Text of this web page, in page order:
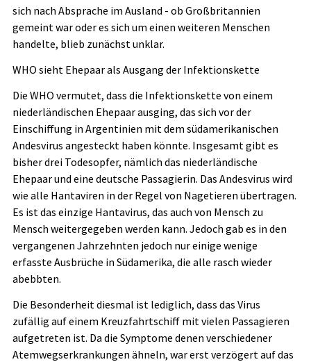
sich nach Absprache im Ausland - ob Großbritannien
gemeint war oder es sich um einen weiteren Menschen
handelte, blieb zunächst unklar.
WHO sieht Ehepaar als Ausgang der Infektionskette
Die WHO vermutet, dass die Infektionskette von einem
niederländischen Ehepaar ausging, das sich vor der
Einschiffung in Argentinien mit dem südamerikanischen
Andesvirus angesteckt haben könnte. Insgesamt gibt es
bisher drei Todesopfer, nämlich das niederländische
Ehepaar und eine deutsche Passagierin. Das Andesvirus wird
wie alle Hantaviren in der Regel von Nagetieren übertragen.
Es ist das einzige Hantavirus, das auch von Mensch zu
Mensch weitergegeben werden kann. Jedoch gab es in den
vergangenen Jahrzehnten jedoch nur einige wenige
erfasste Ausbrüche in Südamerika, die alle rasch wieder
abebbten.
Die Besonderheit diesmal ist lediglich, dass das Virus
zufällig auf einem Kreuzfahrtschiff mit vielen Passagieren
aufgetreten ist. Da die Symptome denen verschiedener
Atemwegserkrankungen ähneln, war erst verzögert auf das